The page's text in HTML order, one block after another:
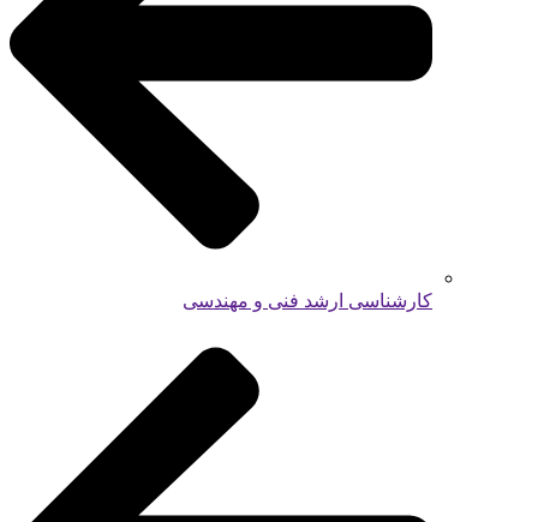
کارشناسی ارشد فنی و مهندسی